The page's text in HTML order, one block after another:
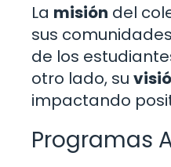
La misión del
sus
de los
otro lado, su
impactando
Programas